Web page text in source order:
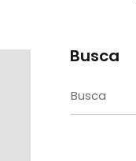
Busca
Search
for: